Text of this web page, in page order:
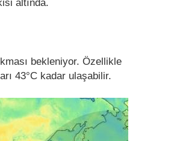
altında.
bekleniyor. Özellikle
43°C kadar ulaşabilir.